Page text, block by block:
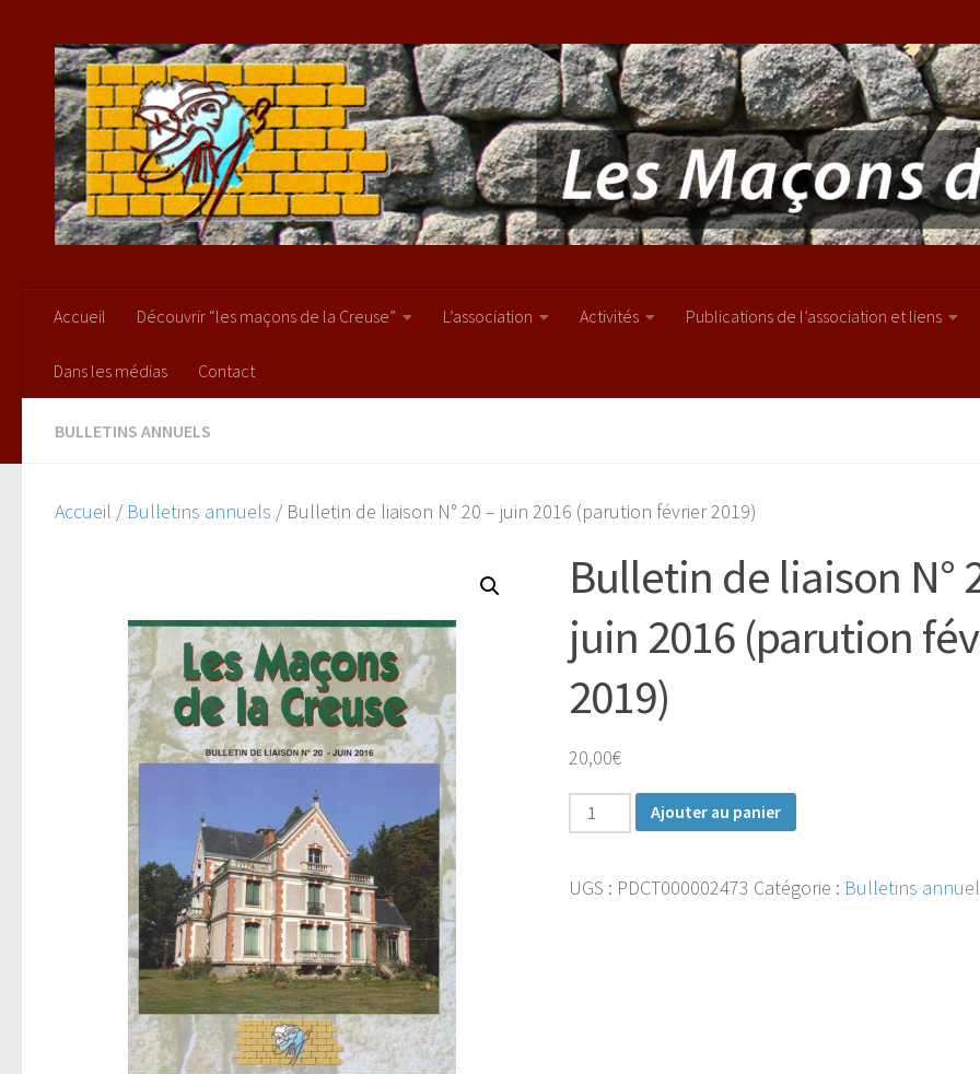
Accueil Découvrir “les maçons de la Creuse” L’association Activités Publications de l’association et liens
Dans les médias Contact
BULLETINS ANNUELS
Accueil / Bulletins annuels / Bulletin de liaison N° 20 – juin 2016 (parution février 2019)
Bulletin de liaison N°
juin 2016 (parution
2019)
20,00€
quantité
de
de
Ajouter au panier
UGS : PDCT000002473 Catégorie : Bulletins